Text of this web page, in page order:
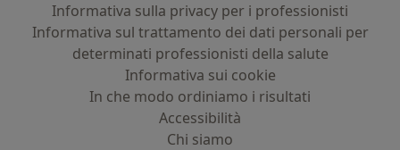
Informativa sulla privacy per i professionisti
Informativa sul trattamento dei dati personali per
determinati professionisti della salute
Informativa sui cookie
In che modo ordiniamo i risultati
Accessibilità
Chi siamo